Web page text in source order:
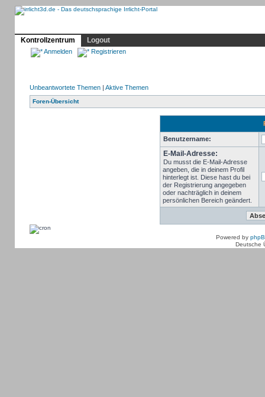
Kontrollzentrum
Logout
Anmelden Registrieren
Unbeantwortete Themen| Aktive Themen
Foren-Übersicht
Benutzername:
E-Mail-Adresse:
Du musst die E-Mail-Adresse
angeben, die in deinem Profil
hinterlegt ist. Diese hast du bei
der Registrierung angegeben
oder nachträglich in deinem
persönlichen Bereich geändert.
Powered by
Deutsche